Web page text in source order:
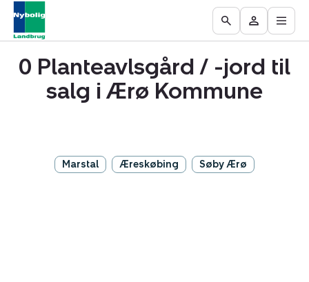
Ejendomme
til
Find
mægler
Få
vurderet
ejendom
Go
to
the
Search
page
Besøg
Mit
område
Åbn
0 Planteavlsgård / -jord til
salg i Ærø Kommune
Marstal Æreskøbing Søby Ærø